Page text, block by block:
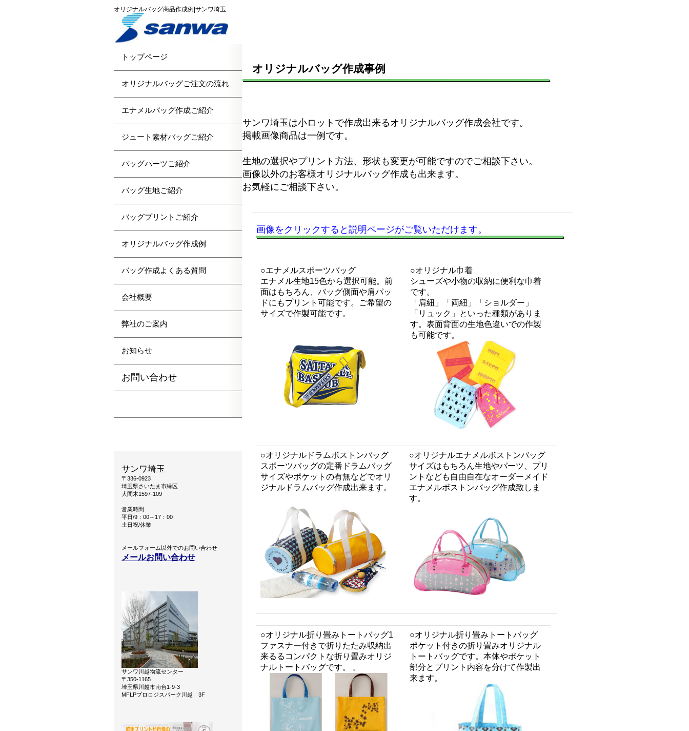
オリジナルバッグ商品作成例|サンワ埼玉
オリジナルバッグ作成事例
サンワ埼玉は小ロットで作成出来るオリジナルバッグ作成会社です。
掲載画像商品は一例です。
生地の選択やプリント方法、形状も変更が可能ですのでご相談下さい。
画像以外のお客様オリジナルバッグ作成も出来ます。
お気軽にご相談下さい。
画像をクリックすると説明ページがご覧いただけます。
○エナメルスポーツバッグ
エナメル生地15色から選択可能。前
面はもちろん、バッグ側面や肩パッ
ドにもプリント可能です。ご希望の
サイズで作製可能です。
○オリジナル巾着
シューズや小物の収納に便利な巾着
です。
「肩紐」「両紐」「ショルダー」
「リュック」といった種類がありま
す。表面背面の生地色違いでの作製
も可能です。
○オリジナルドラムボストンバッグ
スポーツバッグの定番ドラムバッグ
サイズやポケットの有無などでオリ
ジナルドラムバッグ作成出来ます。
○オリジナルエナメルボストンバッグ
サイズはもちろん生地やパーツ、プリ
ントなども自由自在なオーダーメイド
エナメルボストンバッグ作成致しま
す。
○オリジナル折り畳みトートバッグ1
ファスナー付きで折りたたみ収納出
来るるコンパクトな折り畳みオリジ
ナルトートバッグです。 。
○オリジナル折り畳みトートバッグ
ポケット付きの折り畳みオリジナル
トートバッグです。本体やポケット
部分とプリント内容を分けて作製出
来ます。
トップページ
オリジナルバッグご注文の流れ
エナメルバッグ作成ご紹介
ジュート素材バッグご紹介
バッグパーツご紹介
バッグ生地ご紹介
バッグプリントご紹介
オリジナルバッグ作成例
バッグ作成よくある質問
会社概要
弊社のご案内
お知らせ
お問い合わせ
サンワ埼玉
〒336-0923
埼玉県さいたま市緑区
大間木1597-109
営業時間
平日/9：00～17：00
土日祝/休業
メールフォーム以外でのお問い合わせ
メールお問い合わせ
サンワ川越物流センター
〒350-1165
埼玉県川越市南台1-9-3
MFLPプロロジスパーク川越 3F